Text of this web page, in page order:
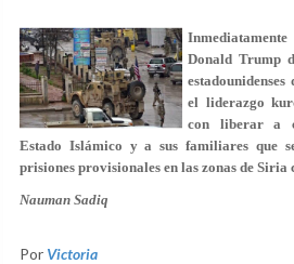
Donald Trump
el liderazgo
con liberar a
Estado Islámico y a sus familiares que
prisiones provisionales en las zonas de
Nauman Sadiq
Por Victoria